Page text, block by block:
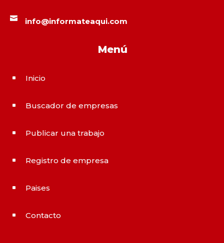
 info@informateaqui.com
Menú
^ Inicio
^ Buscador de empresas
^ Publicar una trabajo
^ Registro de empresa
^ Paises
^ Contacto